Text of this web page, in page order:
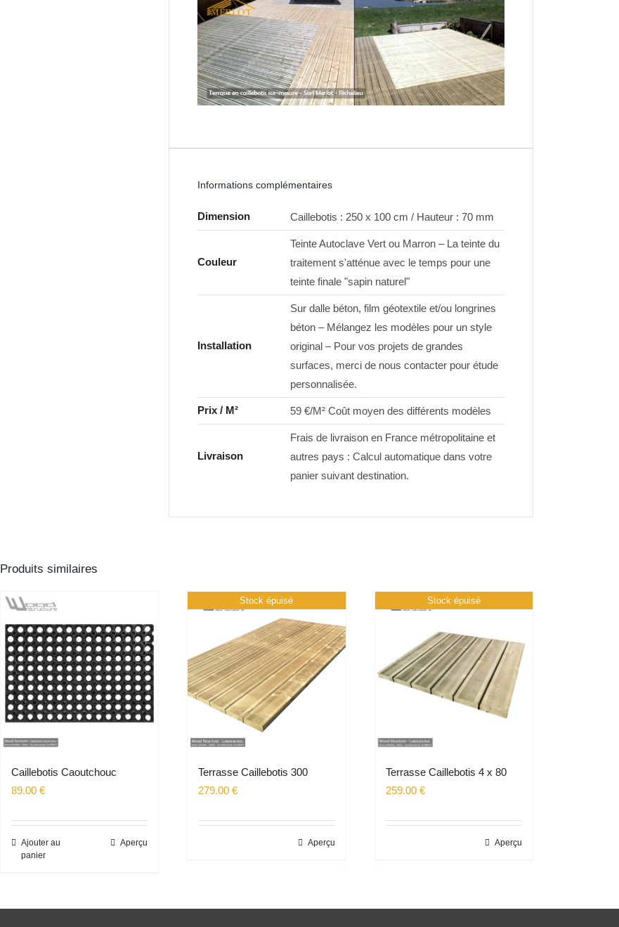
Informations complémentaires
Dimension Caillebotis : 250 x 100 cm / Hauteur : 70 mm
Couleur
Teinte Autoclave Vert ou Marron – La teinte du
traitement s'atténue avec le temps pour une
teinte finale "sapin naturel"
Installation
Sur dalle béton, film géotextile et/ou longrines
béton – Mélangez les modèles pour un style
original – Pour vos projets de grandes
surfaces, merci de nous contacter pour étude
personnalisée.
Prix / M² 59 €/M² Coût moyen des différents modèles
Livraison
Frais de livraison en France métropolitaine et
autres pays : Calcul automatique dans votre
panier suivant destination.
Produits similaires
Caillebotis Caoutchouc
89.00 €
Ajouter au
panier
Aperçu
Stock épuisé
Terrasse Caillebotis 300
279.00€
Aperçu
Stock épuisé
Terrasse Caillebotis 4 x 80
259.00 €
Aperçu